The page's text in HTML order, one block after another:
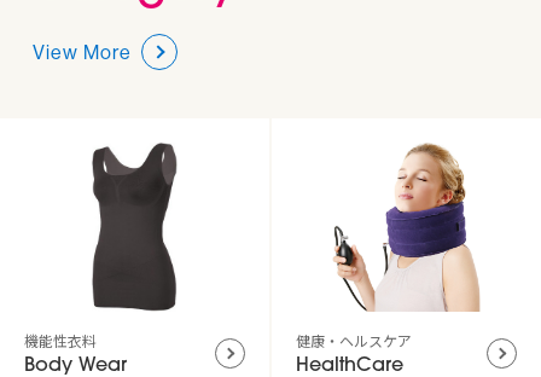
View More
機能性衣料
Body Wear
健康・ヘルスケア
HealthCare